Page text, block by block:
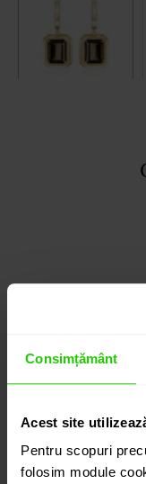
Consimțământ
Acest site
Pentru scopuri
folosim module